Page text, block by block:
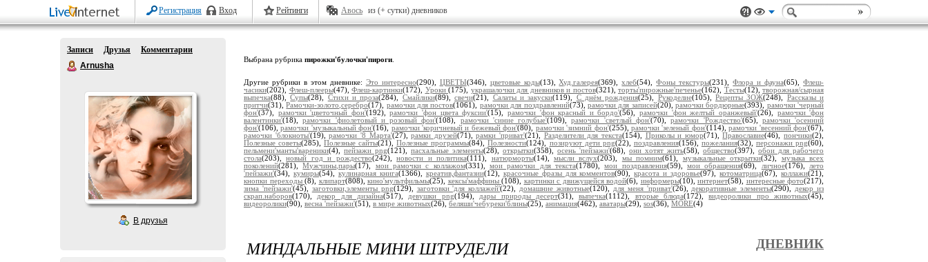
Регистрация Вход Рейтинги Авось из (+ сутки) дневников
Записи Друзья
Комментарии
Arnusha
В друзья
Выбрана рубрика пирожки'булочки'пироги
Другие рубрики в этом дневнике: Это интересно(290), ЦВЕТЫ(346), цветовые коды(13),Худ.галерея(369),хлеб(54),Фоны текстуры(231),Флора и фауна(65),Флеш-
часики(202), Флеш-плееры(47), Флеш-картинки(172), Уроки (175), украшалочки для дневников и постов(321), торты'пирожные'печенье(162), Тесты(12), творожная/сырная
выпечка(88),Супы(28), Стихи и проза(284), Смайлики(89),свечи(21), Салаты и закуски(119), С днём рождения(25), Рукоделие(105),Рецепты ЗОЖ(248), Рассказы и
притчи(31),Рамочки-золото,серебро(17), рамочки для постов(1061), рамочки для поздравлений(73), рамочки для записей(20), рамочки бордюрные(393), рамочки 'черный
фон'(37), рамочки 'цветочный фон'(192),рамочки 'фон цвета фуксии'(15), рамочки 'фон красный и бордо'(56),рамочки 'фон желтый оранжевый'(26), рамочки 'фон
валентинки'(18),рамочки 'фиолетовый и розовый фон'(108), рамочки 'синие голубые'(109),рамочки 'светлый фон'(70),рамочки 'Рождество'(65), рамочки 'осенний
фон'(106),рамочки 'музыкальный фон'(16), рамочки 'коричневый и бежевый фон'(80), рамочки 'зимний фон'(255), рамочки 'зеленый фон'(114),рамочки 'весенний фон'(67),
рамочки 'блокноты'(19),рамочки '8 Марта'(27),рамки друзей(71),рамки 'приват'(21), Разделители для текста(154), Приколы и юмор(71),Православие(46), пончики(2),
Полезные советы(285),Полезные сайты(21),Полезные программы(84),Полезности(124), позируют дети png(22), поздравления(156), пожелания(32), персонажи png(60),
пельмени'манты'вареники(4), пейзажи png(121), пасхальные элементы(28), открытки(358), осень 'пейзажи'(68), они хотят жить(58), общество(397), обои для рабочего
стола(203),новый год и рождество(242),новости и политика(111), натюрморты(14), мысли вслух(203), мы помним(61), музыкальные открытки(32), музыка всех
поколений(281),Мужчины,пары(17), мои рамочки с коллажом(331),мои рамочки для текста(1780),мои поздравления(59),мои обращения(69), личное(176), лето
'пейзажи'(34), кумиры(54), кулинарная книга(1366), креатив,фантазии(12), красочные фразы для комментов(90),красота и здоровье(97),котоматрица(67),коллажи(21),
кнопки переходы (8), клипарт(808), кино'мультфильмы(25), кексы'маффины (108), картинки с движущейся водой(6), информеры(10), интернет(58), интересные фото(217),
зима 'пейзажи'(45), заготовки,элементы png(129), заготовки 'для коллажей'(22), домашние животные(120), для меня 'приват'(26), декоративные элементы(290), декор из
скрап.наборов(170), декор для дизайна(517), девушки png(194), дары природы десерт(31),выпечка(1112), вторые блюда(172),видеоролики про животных(45),
видеоролики(90), весна 'пейзажи'(51), в мире животных(26), беляши'чебуреки'блины(25), анимация(462), аватары(29), sos(36), MORE(4)
МИНДАЛЬНЫЕ МИНИ ШТРУДЕЛИ ДНЕВНИК